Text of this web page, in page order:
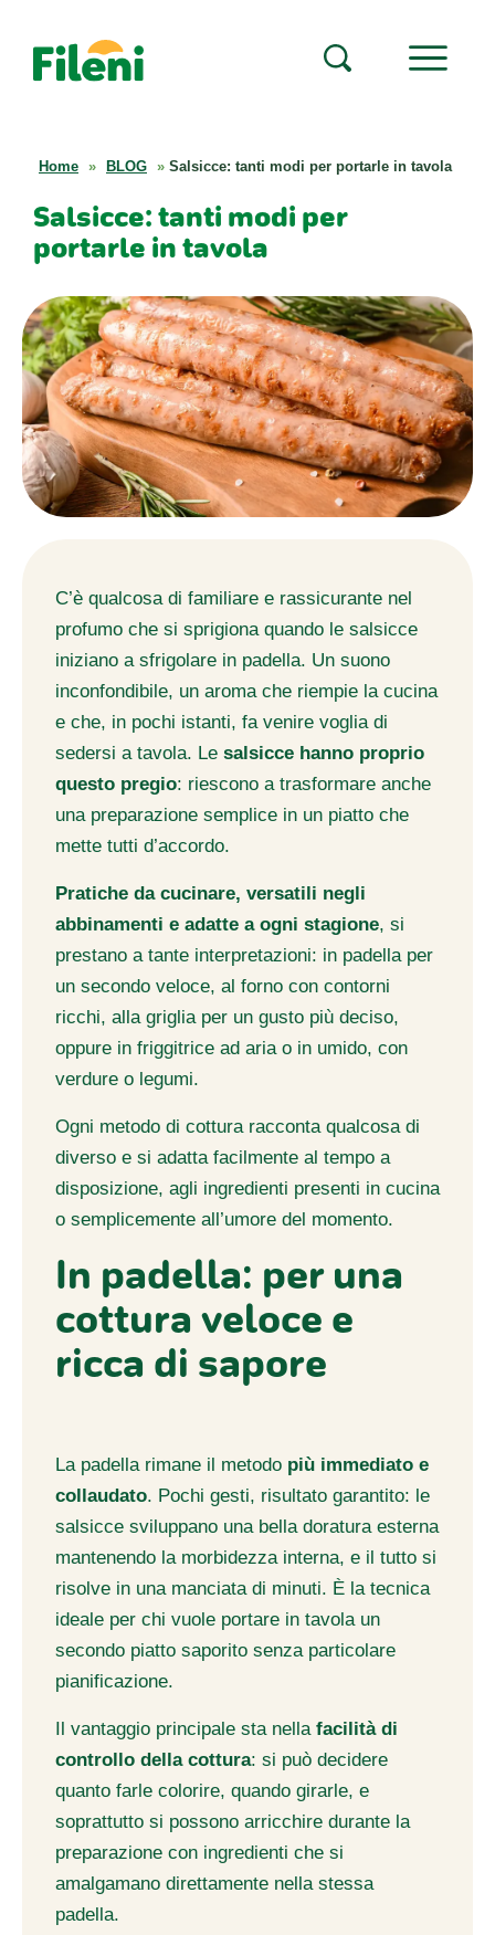
Home » BLOG » Salsicce: tanti modi per portarle in tavola
Salsicce: tanti modi per
portarle in tavola
C’è qualcosa di familiare e rassicurante nel
profumo che si sprigiona quando le salsicce
iniziano a sfrigolare in padella. Un suono
inconfondibile, un aroma che riempie la cucina
e che, in pochi istanti, fa venire voglia di
sedersi a tavola. Le salsicce hanno proprio
questo pregio: riescono a trasformare anche
una preparazione semplice in un piatto che
mette tutti d’accordo.
Pratiche da cucinare, versatili negli
abbinamenti e adatte a ogni stagione, si
prestano a tante interpretazioni: in padella per
un secondo veloce, al forno con contorni
ricchi, alla griglia per un gusto più deciso,
oppure in friggitrice ad aria o in umido, con
verdure o legumi.
Ogni metodo di cottura racconta qualcosa di
diverso e si adatta facilmente al tempo a
disposizione, agli ingredienti presenti in cucina
o semplicemente all’umore del momento.
In padella: per una
cottura veloce e
ricca di sapore
La padella rimane il metodo più immediato e
collaudato. Pochi gesti, risultato garantito: le
salsicce sviluppano una bella doratura esterna
mantenendo la morbidezza interna, e il tutto si
risolve in una manciata di minuti. È la tecnica
ideale per chi vuole portare in tavola un
secondo piatto saporito senza particolare
pianificazione.
Il vantaggio principale sta nella facilità di
controllo della cottura: si può decidere
quanto farle colorire, quando girarle, e
soprattutto si possono arricchire durante la
preparazione con ingredienti che si
amalgamano direttamente nella stessa
padella.